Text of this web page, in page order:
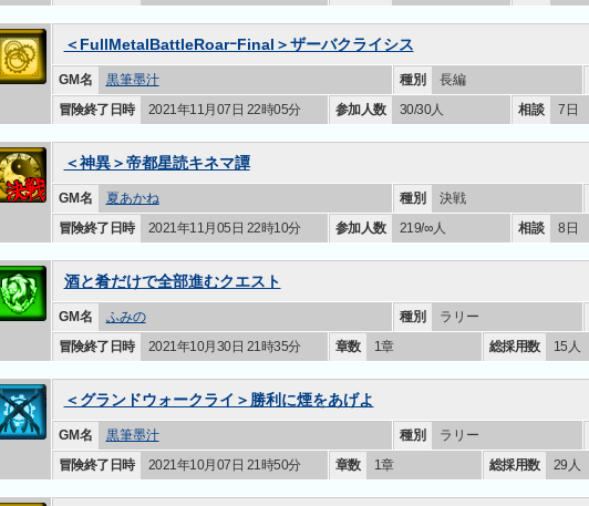
＜FullMetalBattleRoarｰFinal＞ザーバクライシス
GM名 黒筆墨汁 種別 長編
冒険終了日時
2021年11月07日 22時05分 参加人数 30/30人 相談 7日
＜神異＞帝都星読キネマ譚
GM名 夏あかね 種別 決戦
冒険終了日時
2021年11月05日 22時10分 参加人数 219/∞人 相談 8日
酒と肴だけで全部進むクエスト
GM名 ふみの 種別 ラリー
冒険終了日時
2021年10月30日 21時35分 章数 1章 総採用数 15人
＜グランドウォークライ＞勝利に煙をあげよ
GM名 黒筆墨汁 種別 ラリー
冒険終了日時
2021年10月07日 21時50分 章数 1章 総採用数 29人